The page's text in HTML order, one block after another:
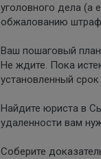
уголовного дела (а
обжалованию
Ваш пошаговый
Не ждите. Пока
установленный
Найдите юриста в
удаленности вам
Соберите